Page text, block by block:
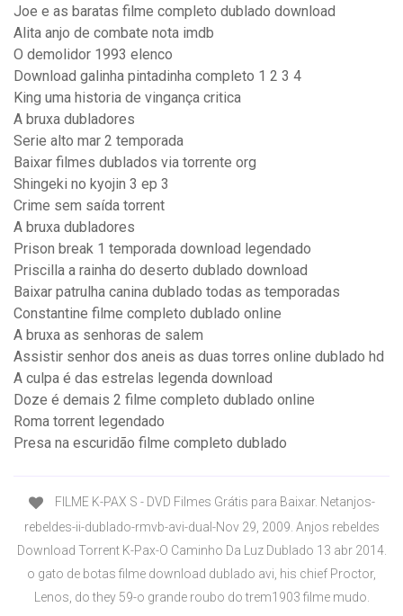
Joe e as baratas filme completo dublado download
Alita anjo de combate nota imdb
O demolidor 1993 elenco
Download galinha pintadinha completo 1 2 3 4
King uma historia de vingança critica
A bruxa dubladores
Serie alto mar 2 temporada
Baixar filmes dublados via torrente org
Shingeki no kyojin 3 ep 3
Crime sem saída torrent
A bruxa dubladores
Prison break 1 temporada download legendado
Priscilla a rainha do deserto dublado download
Baixar patrulha canina dublado todas as temporadas
Constantine filme completo dublado online
A bruxa as senhoras de salem
Assistir senhor dos aneis as duas torres online dublado hd
A culpa é das estrelas legenda download
Doze é demais 2 filme completo dublado online
Roma torrent legendado
Presa na escuridão filme completo dublado
FILME K-PAX S - DVD Filmes Grátis para Baixar. Netanjos-
rebeldes-ii-dublado-rmvb-avi-dual-Nov 29, 2009. Anjos rebeldes
Download Torrent K-Pax-O Caminho Da Luz Dublado 13 abr 2014.
o gato de botas filme download dublado avi, his chief Proctor,
Lenos, do they 59-o grande roubo do trem1903 filme mudo.